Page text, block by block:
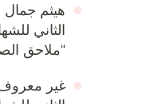
هيثم جمال
الثاني
“ملاحق الصف
غير